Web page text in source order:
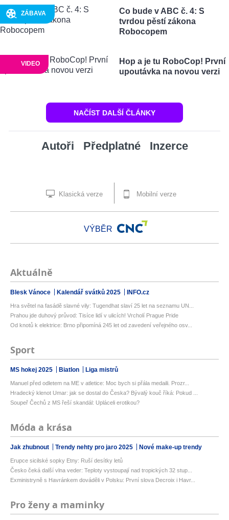
ZÁBAVA
Co bude v ABC č. 4: S
tvrdou pěstí zákona
Robocopem
VIDEO
Hop a je tu RoboCop! První
upoutávka na novou verzi
NAČÍST DALŠÍ ČLÁNKY
Autoři Předplatné Inzerce
Klasická verze Mobilní verze
VÝBĚR
Aktuálně
Blesk Vánoce Kalendář svátků 2025 INFO.cz
Hra světel na fasádě slavné vily: Tugendhat slaví 25 let na seznamu UN...
Prahou jde duhový průvod: Tisíce lidí v ulicích! Vrcholí Prague Pride
Od knotů k elektrice: Brno připomíná 245 let od zavedení veřejného osv...
Sport
MS hokej 2025 Biatlon Liga mistrů
Manuel před odletem na ME v atletice: Moc bych si přála medaili. Prozr...
Hradecký klenot Umar: jak se dostal do Česka? Bývalý kouč říká: Pokud ...
Soupeř Čechů z MS řeší skandál: Upláceli erotikou?
Móda a krása
Jak zhubnout Trendy nehty pro jaro 2025 Nové make-up trendy
Erupce sicilské sopky Etny: Ruší desítky letů
Česko čeká další vlna veder: Teploty vystoupají nad tropických 32 stup...
Exministryně s Havránkem dováděli v Polsku: První slova Decroix i Havr...
Pro ženy a maminky